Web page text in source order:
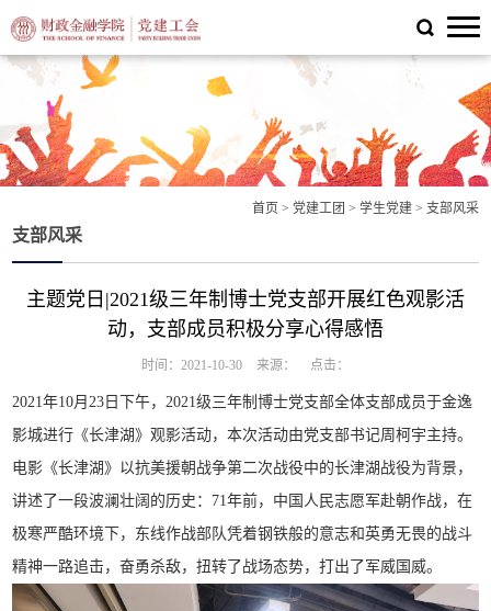
首页 > 党建工团 > 学生党建> 支部风采
支部风采
主题党日|2021级三年制博士党支部开展红色观影活
动，支部成员积极分享心得感悟
时间：2021-10-30 来源： 点击：
2021年10月23日下午，2021级三年制博士党支部全体支部成员于金逸
影城进行《长津湖》观影活动，本次活动由党支部书记周柯宇主持。
电影《长津湖》以抗美援朝战争第二次战役中的长津湖战役为背景，
讲述了一段波澜壮阔的历史：71年前，中国人民志愿军赴朝作战，在
极寒严酷环境下，东线作战部队凭着钢铁般的意志和英勇无畏的战斗
精神一路追击，奋勇杀敌，扭转了战场态势，打出了军威国威。